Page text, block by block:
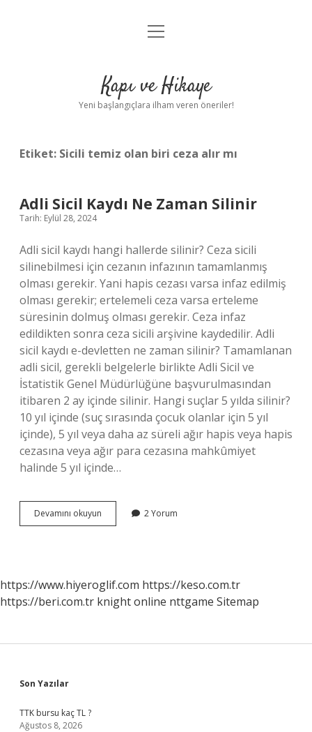
Anasayfa
Yasal Uyarı
menüyü
Kapı ve Hikaye
Yeni başlangıçlara ilham veren öneriler!
Etiket: Sicili temiz olan biri ceza alır mı
Adli Sicil Kaydı Ne Zaman Silinir
Tarih: Eylül 28, 2024
Adli sicil kaydı hangi hallerde silinir? Ceza sicili
silinebilmesi için cezanın infazının tamamlanmış
olması gerekir. Yani hapis cezası varsa infaz edilmiş
olması gerekir; ertelemeli ceza varsa erteleme
süresinin dolmuş olması gerekir. Ceza infaz
edildikten sonra ceza sicili arşivine kaydedilir. Adli
sicil kaydı e-devletten ne zaman silinir? Tamamlanan
adli sicil, gerekli belgelerle birlikte Adli Sicil ve
İstatistik Genel Müdürlüğüne başvurulmasından
itibaren 2 ay içinde silinir. Hangi suçlar 5 yılda silinir?
10 yıl içinde (suç sırasında çocuk olanlar için 5 yıl
içinde), 5 yıl veya daha az süreli ağır hapis veya hapis
cezasına veya ağır para cezasına mahkûmiyet
halinde 5 yıl içinde…
Devamını okuyun
Sicil
2 Yorum
https://www.hiyeroglif.com https://keso.com.tr
https://beri.com.tr knight online nttgame Sitemap
Sidebar
Son Yazılar
TTK bursu kaç TL ?
Ağustos 8, 2026